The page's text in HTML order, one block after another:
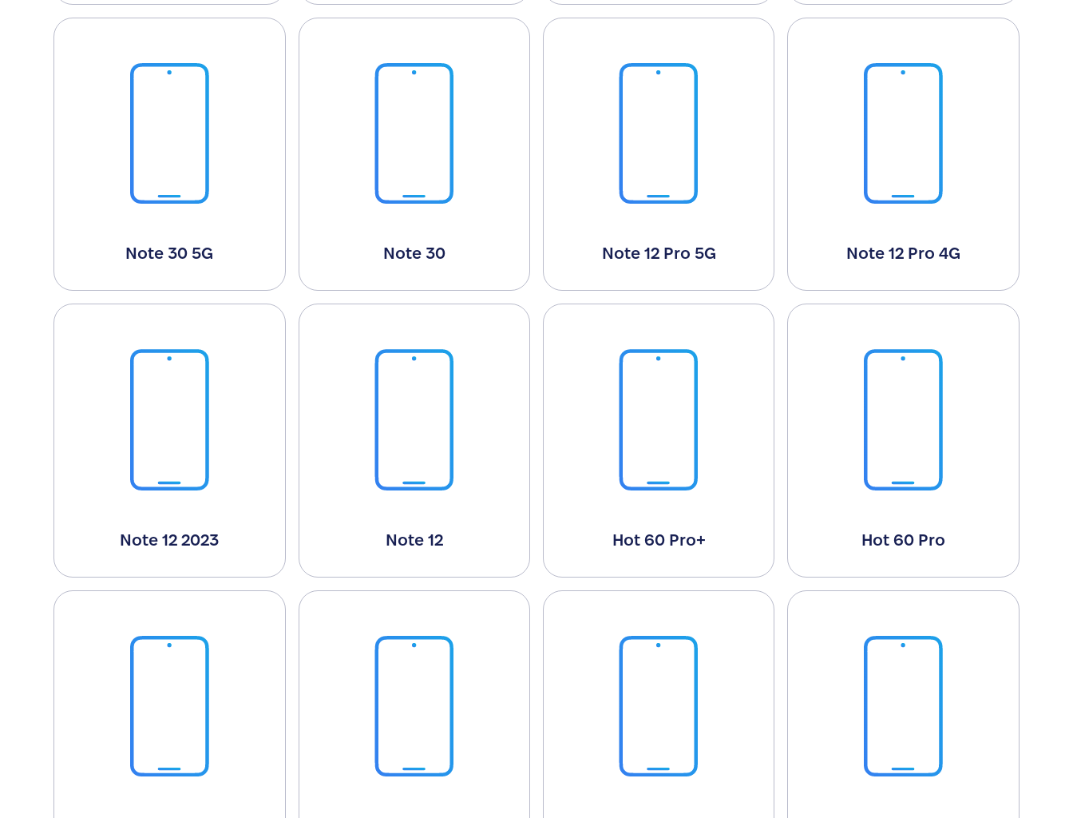
Note 30 5G Note 30 Note 12 Pro 5G Note 12 Pro 4G
Note 12 2023 Note 12 Hot 60 Pro+ Hot 60 Pro